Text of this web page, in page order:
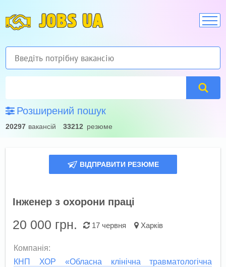
JOBS UA
Розширений пошук
20297 вакансій 33212 резюме
ВІДПРАВИТИ РЕЗЮМЕ
Інженер з охорони праці
20 000 грн. 17 червня Харків
Компанія:
КНП ХОР «Обласна клінічна травматологічна